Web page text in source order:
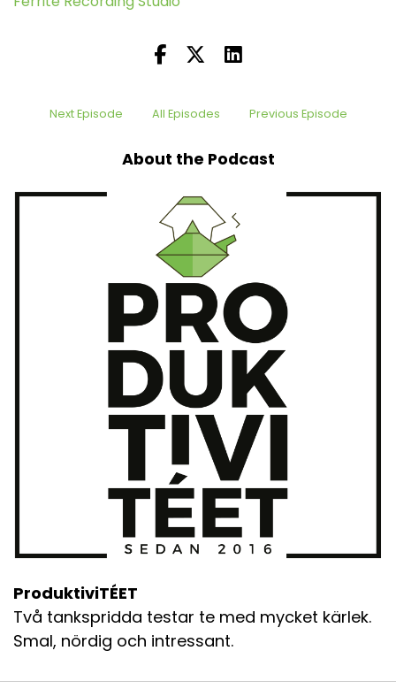
Next Episode All Episodes Previous Episode
About the Podcast
ProduktiviTÉET
Två tankspridda testar te med mycket kärlek.
Smal, nördig och intressant.